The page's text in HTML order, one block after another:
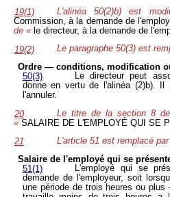
19(1)
L'alinéa 50(2)b) est
Commission, à la demande de
de « le directeur, à la demande de
19(2)
Le paragraphe 50(3) est
Ordre — conditions, modification
50(3)
Le directeur peut
donne en vertu de l'alinéa (2)b). Il
l'annuler.
20
Le titre de la section 8
« SALAIRE DE L'EMPLOYÉ QUI SE
21
L'article 51 est remplacé
Salaire de l'employé qui se
51(1)
L'employé qui se
demande de l'employeur, soit
une période de trois heures ou